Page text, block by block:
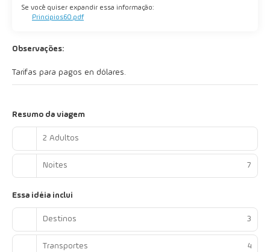
Se você quiser expandir essa informação:
Principios60.pdf
Observações:
Tarifas para pagos en dólares.
Resumo da viagem
2 Adultos
Noites 7
Essa idéia inclui
Destinos 3
Transportes 4